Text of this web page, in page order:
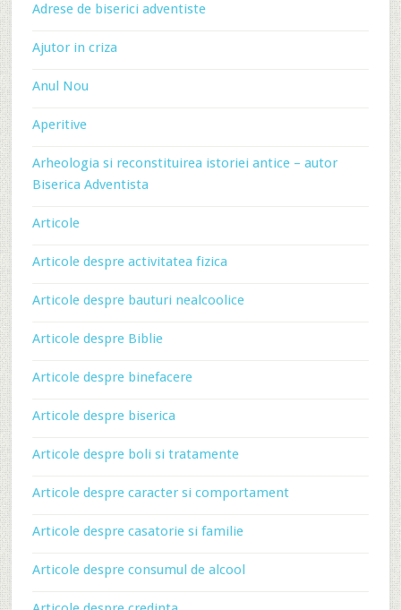
Adrese de biserici adventiste
Ajutor in criza
Anul Nou
Aperitive
Arheologia si reconstituirea istoriei antice – autor
Biserica Adventista
Articole
Articole despre activitatea fizica
Articole despre bauturi nealcoolice
Articole despre Biblie
Articole despre binefacere
Articole despre biserica
Articole despre boli si tratamente
Articole despre caracter si comportament
Articole despre casatorie si familie
Articole despre consumul de alcool